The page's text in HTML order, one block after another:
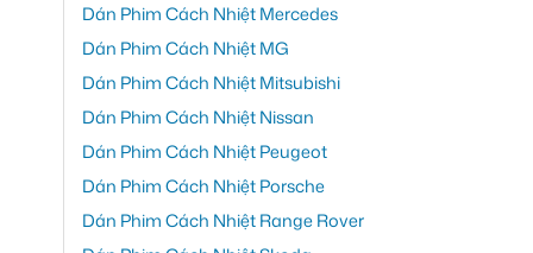
Dán Phim Cách Nhiệt Mercedes
Dán Phim Cách Nhiệt MG
Dán Phim Cách Nhiệt Mitsubishi
Dán Phim Cách Nhiệt Nissan
Dán Phim Cách Nhiệt Peugeot
Dán Phim Cách Nhiệt Porsche
Dán Phim Cách Nhiệt Range Rover